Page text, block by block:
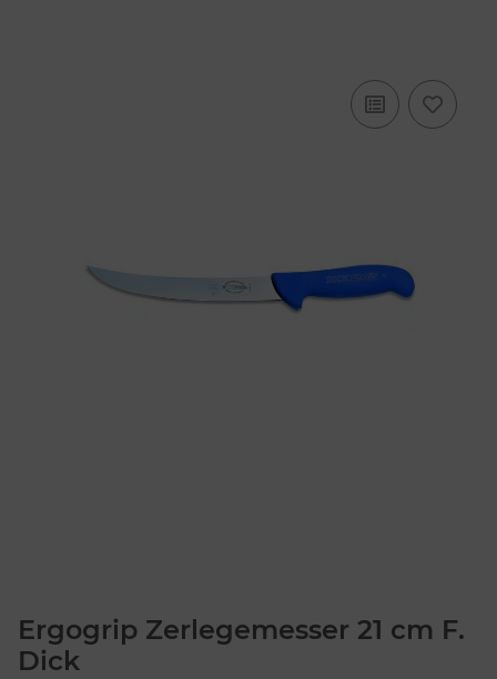
Ergogrip Zerlegemesser 21 cm F.
Dick